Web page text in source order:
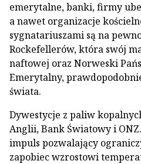
emerytalne, banki, firmy
a nawet organizacje
sygnatariuszami są na
Rockefellerów, która swój
naftowej oraz Norweski
Emerytalny,
świata.
Dywestycje z paliw
Anglii, Bank Światowy i
impuls pozwalający
zapobiec wzrostowi